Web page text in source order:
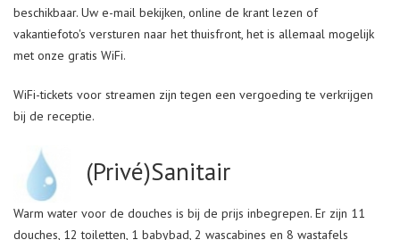
beschikbaar. Uw e-mail bekijken, online de krant lezen of
vakantiefoto's versturen naar het thuisfront, het is allemaal mogelijk
met onze gratis WiFi.
WiFi-tickets voor streamen zijn tegen een vergoeding te verkrijgen
bij de receptie.
(Privé)Sanitair
Warm water voor de douches is bij de prijs inbegrepen. Er zijn 11
douches, 12 toiletten, 1 babybad, 2 wascabines en 8 wastafels